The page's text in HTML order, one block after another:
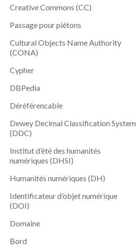
Creative Commons (CC)
Passage pour piétons
Cultural Objects Name Authority
(CONA)
Cypher
DBPedia
Déréférencable
Dewey Decimal Classification System
(DDC)
Institut d’été des humanités
numériques (DHSI)
Humanités numériques (DH)
Identificateur d’objet numérique
(DOI)
Domaine
Bord